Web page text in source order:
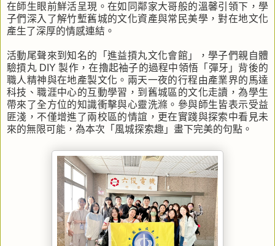
在師生眼前鮮活呈現。在如同鄰家大哥般的溫馨引領下，學
子們深入了解竹塹舊城的文化資產與常民美學，對在地文化
產生了深厚的情感連結。
活動尾聲來到知名的「進益摃丸文化會館」，學子們親自體
驗摃丸 DIY 製作，在擼起袖子的過程中領悟「彈牙」背後的
職人精神與在地產製文化。兩天一夜的行程由產業界的馬達
科技、職涯中心的互動學習，到舊城區的文化走讀，為學生
帶來了全方位的知識衝擊與心靈洗滌。參與師生皆表示受益
匪淺，不僅增進了兩校區的情誼，更在實踐與探索中看見未
來的無限可能，為本次「風城探索趣」畫下完美的句點。